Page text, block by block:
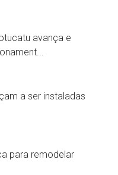
avança e
a ser instaladas
para remodelar